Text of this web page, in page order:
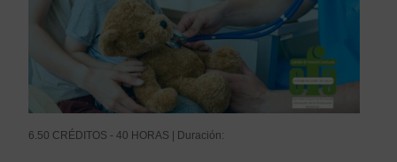
6.50 CRÉDITOS - 40 HORAS | Duración: